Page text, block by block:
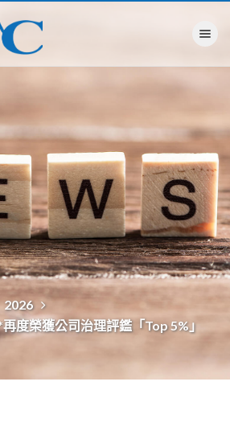
Toggle
2026
度榮獲公司治理評鑑「Top 5%」